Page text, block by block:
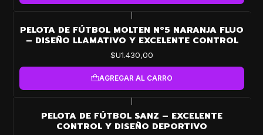
PELOTA DE FÚTBOL MOLTEN Nº5 NARANJA FLUO
– DISEÑO LLAMATIVO Y EXCELENTE CONTROL
$U1.430,00
AGREGAR AL CARRO
PELOTA DE FÚTBOL SANZ – EXCELENTE
CONTROL Y DISEÑO DEPORTIVO